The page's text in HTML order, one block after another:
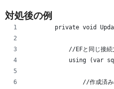
対処後の例
private void
//EFと同じ接続
using (var
//作成済